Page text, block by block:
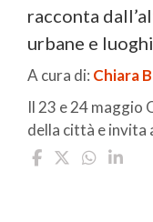
racconta
urbane e
A cura di: Chiara
Il 23 e 24 maggio
della città e invita